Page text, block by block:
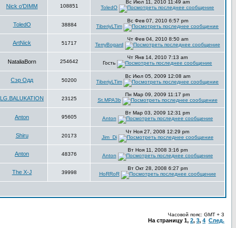
Nick o'DIMM 108851
Вс Июл 11, 2010 11:49 am
ToledO
ToledO 38884
Вс Фев 07, 2010 6:57 pm
TiberiyLTim
ArtNick 51717
Чт Фев 04, 2010 8:50 am
TerryBogard
NataliaBorn 254642
Чт Янв 14, 2010 7:13 am
Гость
Сэр Одд 50200
Вс Июл 05, 2009 12:08 am
TiberiyLTim
LG.BALUKATION 23125
Пн Мар 09, 2009 11:17 pm
St.MPA3b
Anton 95605
Вт Мар 03, 2009 12:31 pm
Anton
Shiru 20173
Чт Ноя 27, 2008 12:29 pm
Jim_Di
Anton 48376
Вт Ноя 11, 2008 3:16 pm
Anton
The X-J 39998
Вт Окт 28, 2008 6:27 pm
HoRRoR
Часовой пояс: GMT + 3
На страницу 1, 2, 3, 4 След.